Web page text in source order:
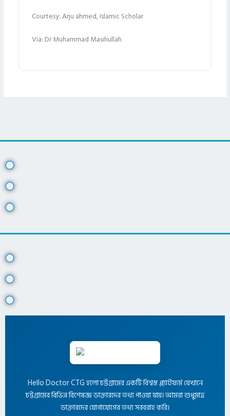
Courtesy: Arju ahmed, Islamic Scholar
Via: Dr Muhammad Masihullah
Hello Doctor CTG হলো চট্টগ্রামের একটি বিশ্বস্ত প্ল্যাটফর্ম যেখানে
চট্টগ্রামের বিভিন্ন বিশেষজ্ঞ ডাক্তারদের তথ্য পাওয়া যায়। আমরা শুধুমাত্র
ডাক্তারদের যোগাযোগের তথ্য সরবরাহ করি।